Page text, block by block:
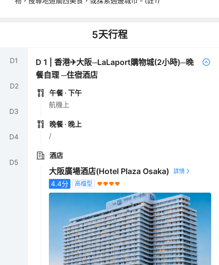
5天行程
D1
D2
D3
D4
D5
D1 |香港✈大阪─LaLaport購物城(2小時)─晚
餐自理 ─住宿酒店
午餐 · 下午
航機上
晚餐 · 晚上
/
酒店
大阪廣場酒店(Hotel Plaza Osaka)
4.4分 高檔型